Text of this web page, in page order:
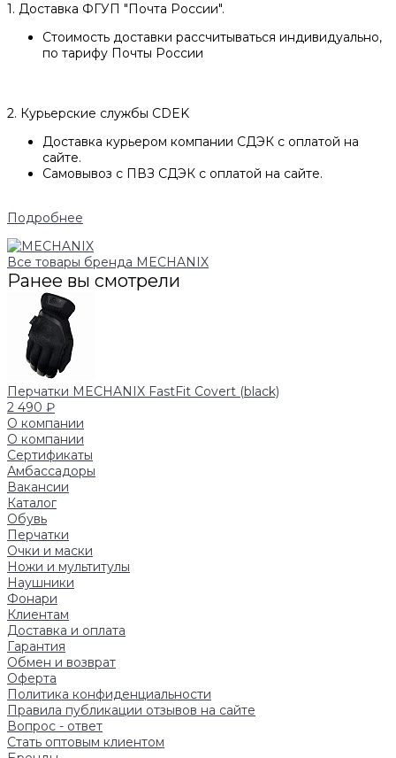
1. Доставка ФГУП "Почта России".
Стоимость доставки рассчитываться индивидуально,
по тарифу Почты России
2. Курьерские службы CDEK
Доставка курьером компании СДЭК с оплатой на
сайте.
Самовывоз с ПВЗ СДЭК с оплатой на сайте.
Подробнее
Все товары бренда MECHANIX
Ранее вы смотрели
Перчатки MECHANIX FastFit Covert (black)
2 490 ₽
О компании
О компании
Сертификаты
Амбассадоры
Вакансии
Каталог
Обувь
Перчатки
Очки и маски
Ножи и мультитулы
Наушники
Фонари
Клиентам
Доставка и оплата
Гарантия
Обмен и возврат
Оферта
Политика конфиденциальности
Правила публикации отзывов на сайте
Вопрос - ответ
Стать оптовым клиентом